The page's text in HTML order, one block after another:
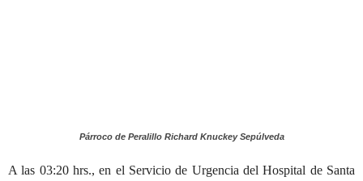
Párroco de Peralillo Richard Knuckey Sepúlveda
A las 03:20 hrs., en el Servicio de Urgencia del Hospital de Santa